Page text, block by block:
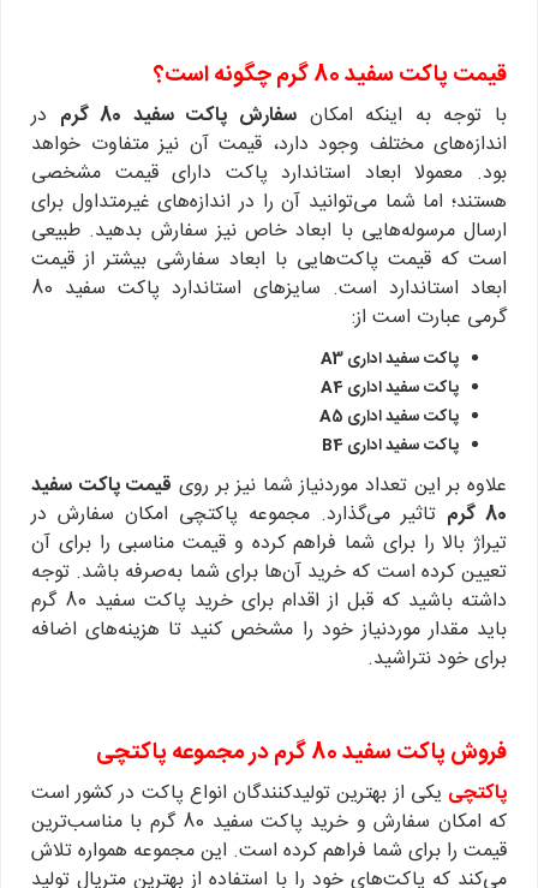
قیمت پاکت سفید 80 گرم چگونه است؟
با توجه به اینکه امکان سفارش پاکت سفید 80 گرم
در
اندازه‌های مختلف وجود دارد، قیمت آن نیز متفاوت خواهد
بود. معمولا ابعاد استاندارد پاکت دارای قیمت مشخصی
هستند؛ اما شما می‌توانید آن را در اندازه‌های غیرمتداول برای
ارسال مرسوله‌هایی با ابعاد خاص نیز سفارش بدهید. طبیعی
است که قیمت پاکت‌هایی با ابعاد سفارشی بیشتر از قیمت
ابعاد استاندارد است. سایزهای استاندارد پاکت سفید 80
گرمی عبارت است از:
پاکت سفید اداری A3
پاکت سفید اداری A4
پاکت سفید اداری A5
پاکت سفید اداری B4
علاوه بر این تعداد موردنیاز شما نیز بر روی قیمت پاکت سفید
80 گرم
تاثیر می‌گذارد. مجموعه پاکتچی امکان سفارش در
تیراژ بالا را برای شما فراهم کرده و قیمت مناسبی را برای آن
تعیین کرده است که خرید آن‌ها برای شما به‌صرفه باشد. توجه
داشته باشید که قبل از اقدام برای خرید پاکت سفید 80 گرم
باید مقدار موردنیاز خود را مشخص کنید تا هزینه‌های اضافه
برای خود نتراشید.
فروش پاکت سفید 80 گرم در مجموعه پاکتچی
پاکتچی یکی از بهترین تولیدکنندگان انواع پاکت در کشور است
که امکان سفارش و خرید پاکت سفید 80 گرم با مناسب‌ترین
قیمت را برای شما فراهم کرده است. این مجموعه همواره تلاش
می‌کند که پاکت‌های خود را با استفاده از بهترین متریال تولید